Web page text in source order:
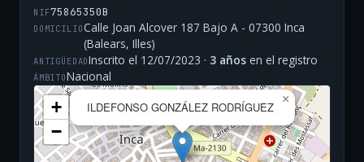
NIF75865350B
DOMICILIOCalle Joan Alcover 187 Bajo A - 07300 Inca
(Balears, Illes)
ANTIGÜEDADInscrito el 12/07/2023 · 3 años en el registro
ÁMBITONacional
ILDEFONSO GONZÁLEZ RODRÍGUEZ
×
+
−